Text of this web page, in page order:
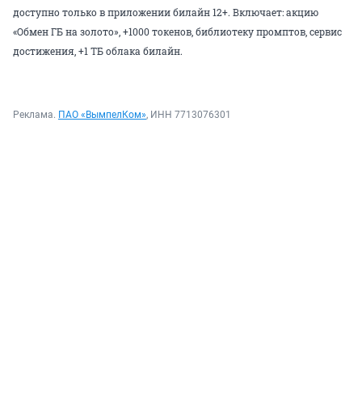
доступно только в приложении билайн 12+. Включает: акцию
«Обмен ГБ на золото», +1000 токенов, библиотеку промптов, сервис
достижения, +1 ТБ облака билайн.
Реклама. ПАО «ВымпелКом», ИНН 7713076301